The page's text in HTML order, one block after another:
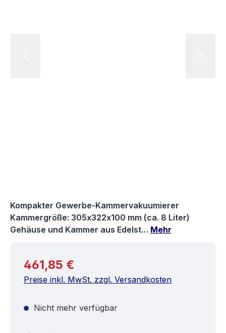
Kompakter Gewerbe‐Kammervakuumierer
Kammergröße: 305x322x100 mm (ca. 8 Liter)
Gehäuse und Kammer aus Edelst… Mehr
Regulärer Preis:
461,85 €
Preise inkl. MwSt. zzgl. Versandkosten
Nicht mehr verfügbar